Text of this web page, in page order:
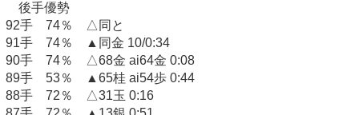
後手優勢
92手 74％ △同と
91手 74％ ▲同金 10/0:34
90手 74％ △68金 ai64金 0:08
89手 53％ ▲65桂 ai54歩 0:44
88手 72％ △31玉 0:16